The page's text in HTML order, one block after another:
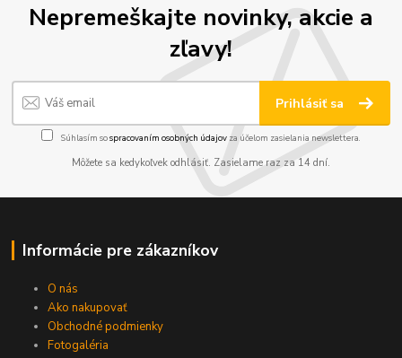
Nepremeškajte novinky, akcie a
zľavy!
Prihlásiť sa
Súhlasím sospracovaním osobných údajov za účelom zasielania newslettera.
Môžete sa kedykoľvek odhlásiť. Zasielame raz za 14 dní.
Informácie pre zákazníkov
O nás
Ako nakupovať
Obchodné podmienky
Fotogaléria